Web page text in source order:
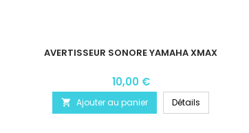
AVERTISSEUR SONORE YAMAHA XMAX
10,00 €
 Ajouter au panier Détails